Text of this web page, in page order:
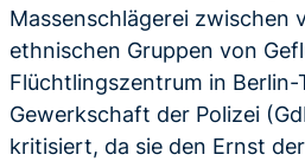
Massenschlägerei zwischen
ethnischen Gruppen von
Flüchtlingszentrum in Berlin-
Gewerkschaft der Polizei
kritisiert, da sie den Ernst